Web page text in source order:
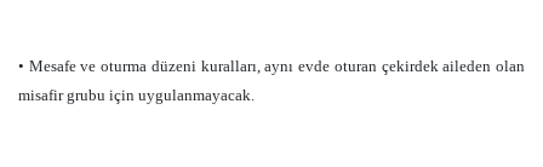
• Mesafe ve oturma düzeni kuralları, aynı evde oturan çekirdek aileden olan
misafir grubu için uygulanmayacak.